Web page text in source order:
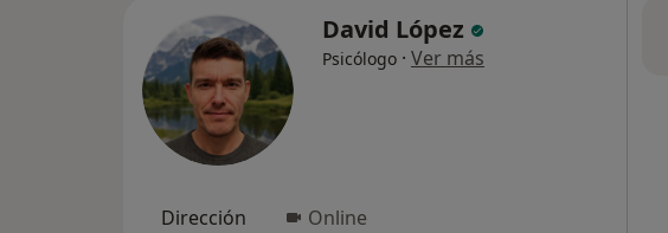
David López
Psicólogo · Ver más
Dirección Online